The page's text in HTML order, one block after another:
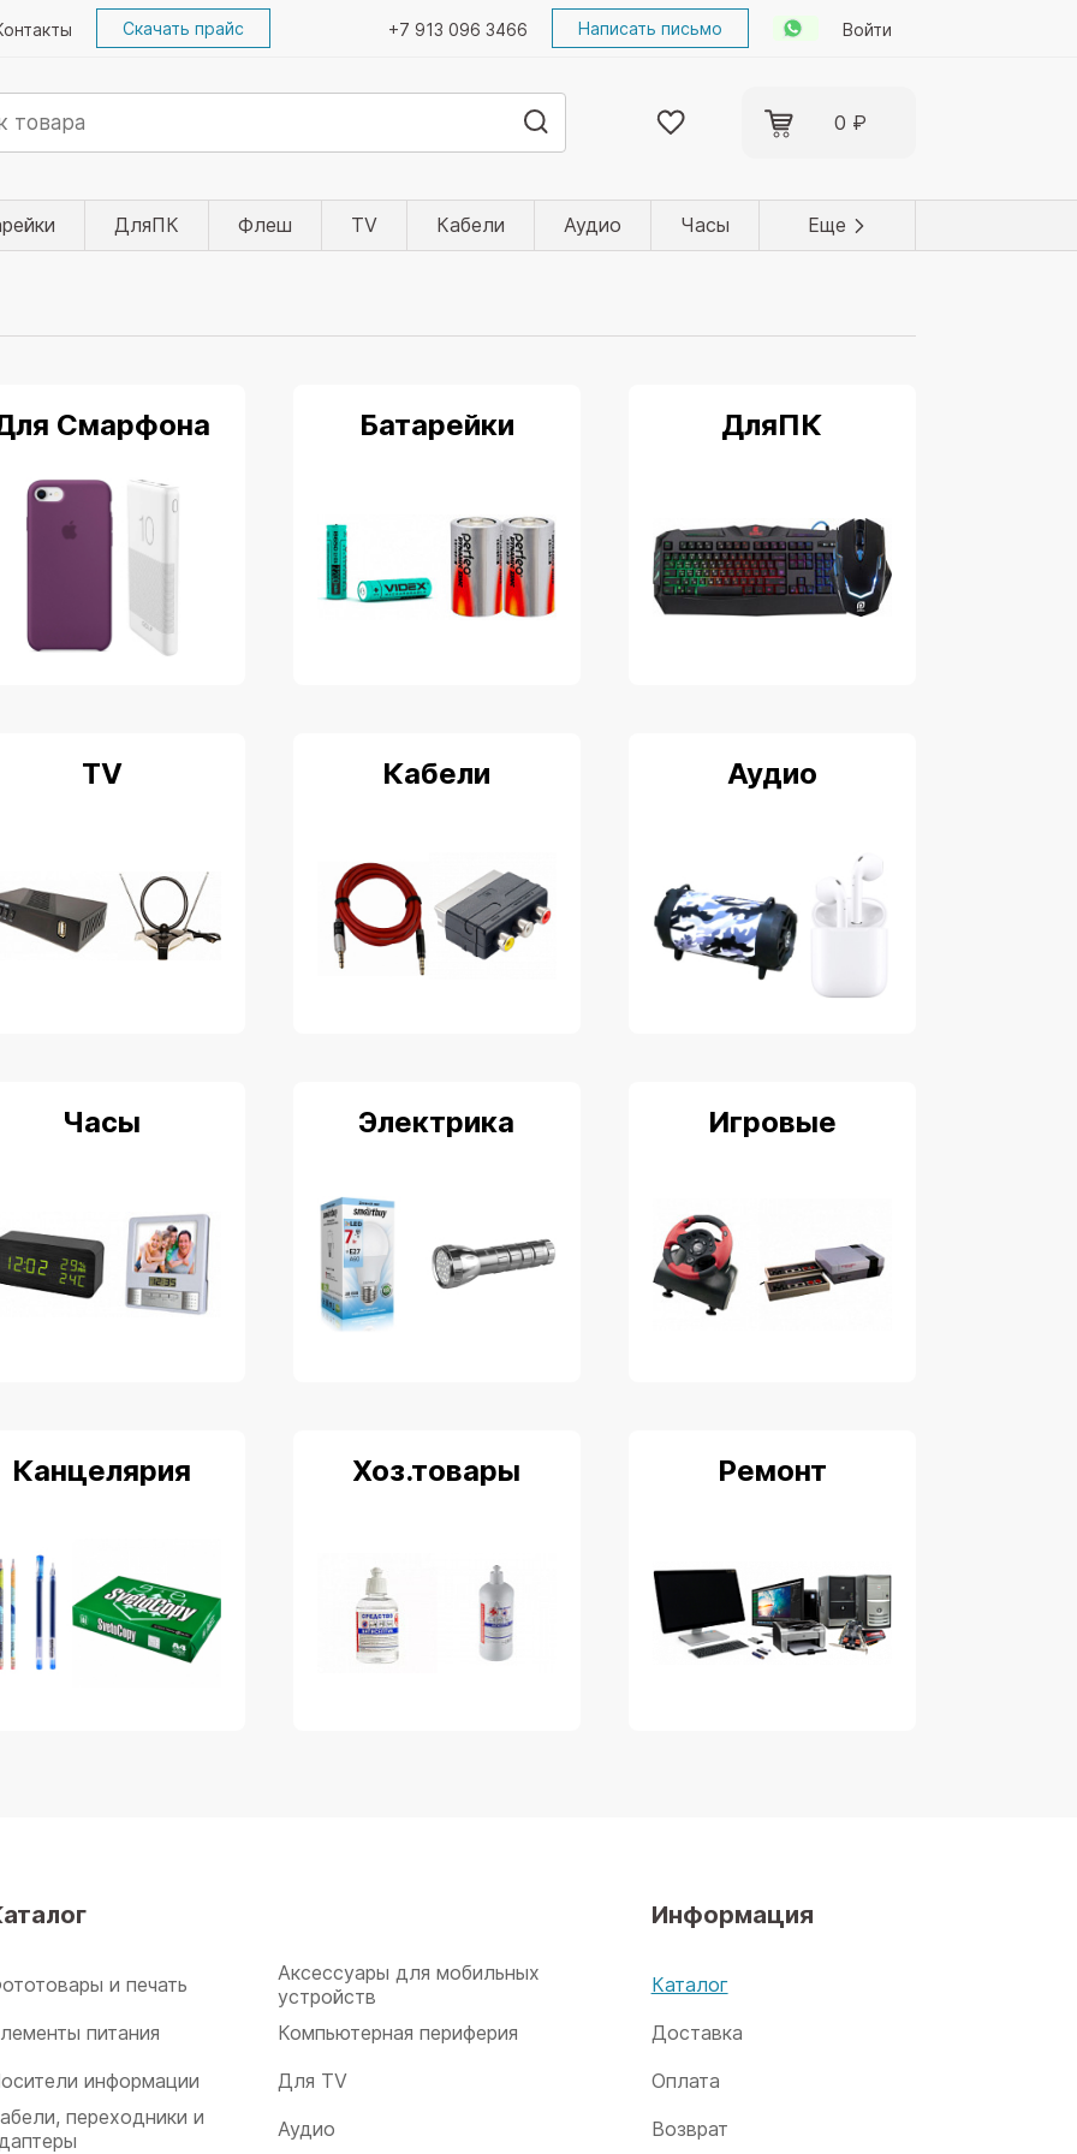
Скачать прайс +7 913 096 3466 Написать письмо Войти
0 ₽
ДляПК Флеш TV Кабели Аудио Часы Еще
Смарфона Батарейки ДляПК
TV Кабели Аудио
Часы Электрика Игровые
Канцелярия Хоз.товары Ремонт
и печать
Аксессуары для мобильных
устройств
питания
Компьютерная периферия
информации
Для TV
переходники и
Аудио
Информация
Каталог
Доставка
Оплата
Возврат